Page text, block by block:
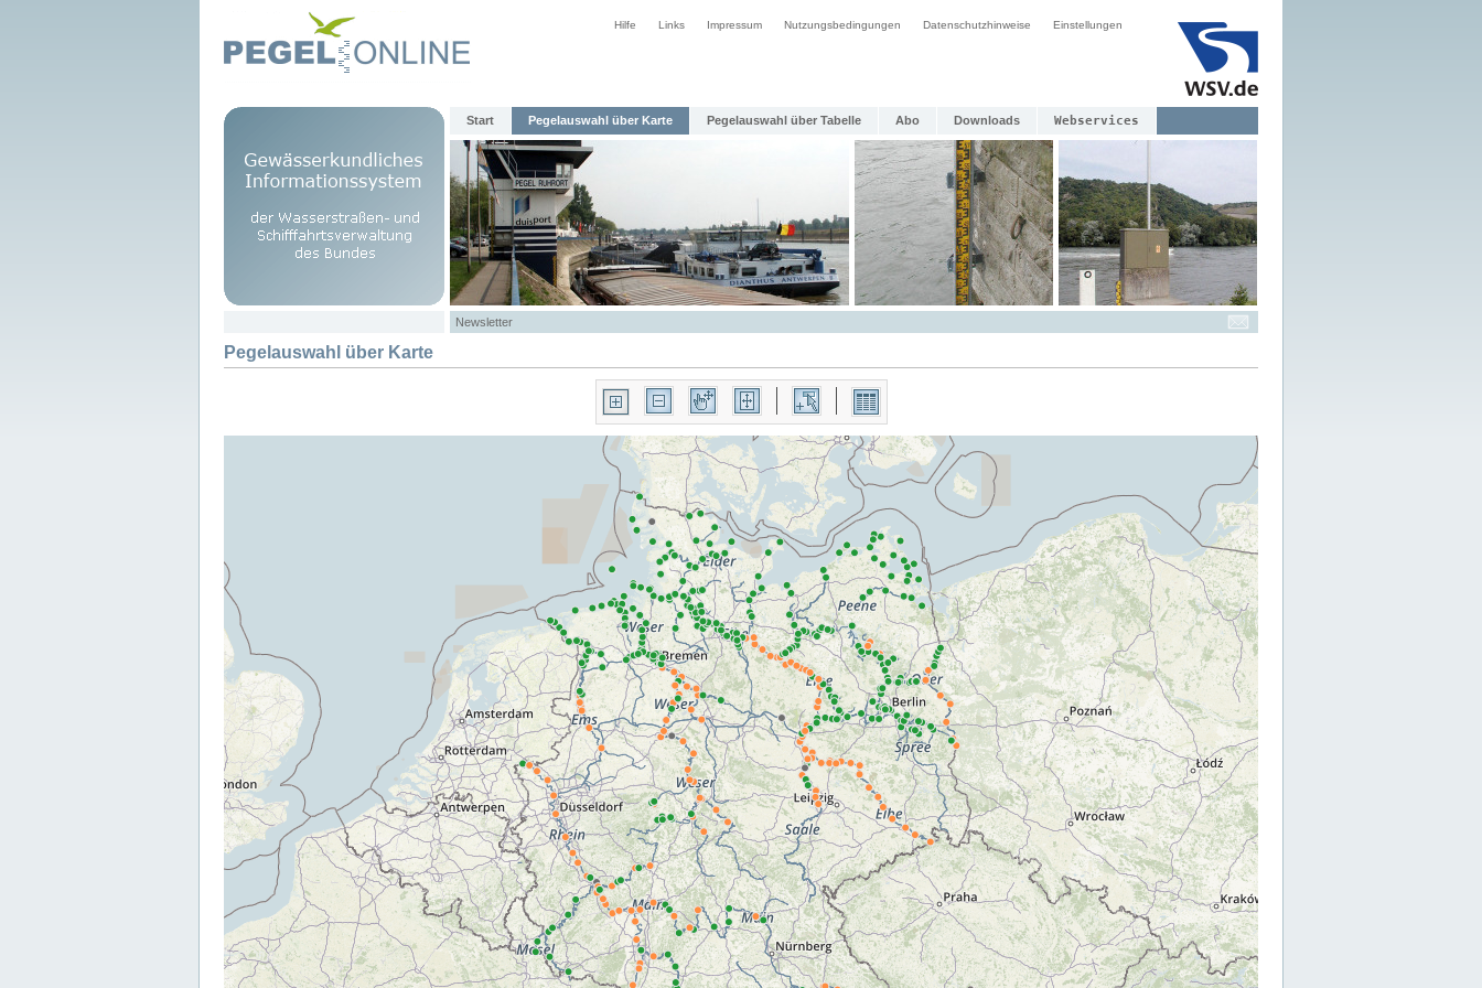
Hilfe Links Impressum Nutzungsbedingungen Datenschutzhinweise Einstellungen
Start Pegelauswahl über Karte Pegelauswahl über Tabelle Abo Downloads Webservices
Newsletter
Pegelauswahl über Karte